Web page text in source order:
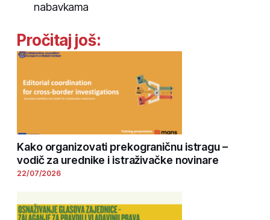
nabavkama
Pročitaj još:
Kako organizovati prekograničnu istragu –
vodič za urednike i istraživačke novinare
22/07/2026